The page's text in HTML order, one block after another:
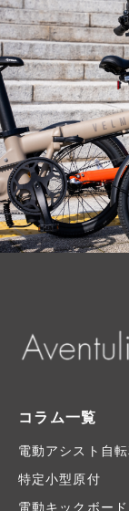
コラム一覧
電動アシスト自
特定小型原付